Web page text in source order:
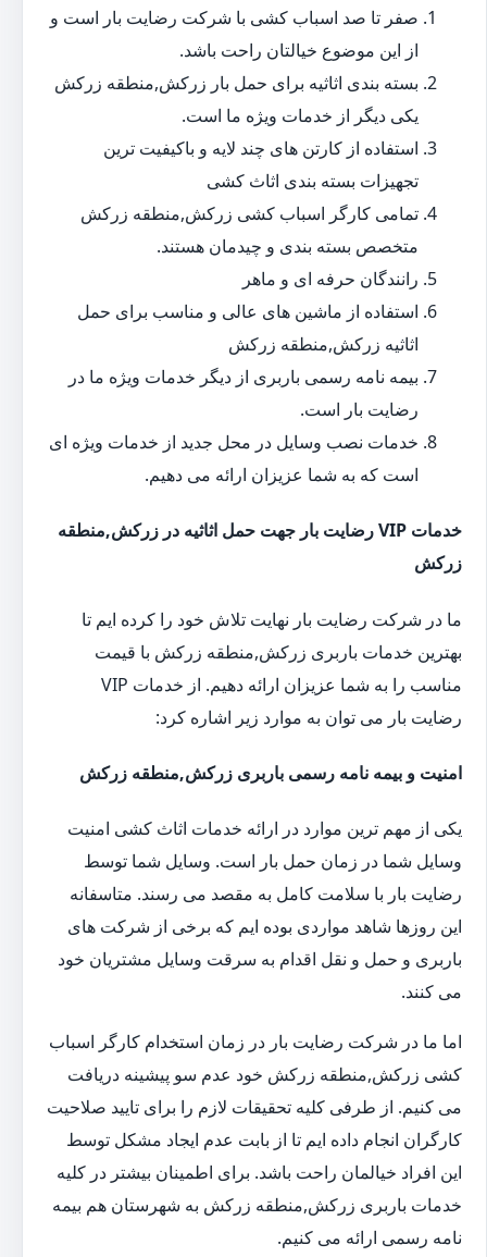
صفر تا صد اسباب کشی با شرکت رضایت بار است و
از این موضوع خیالتان راحت باشد.
بسته بندی اثاثیه برای حمل بار زرکش,منطقه زرکش
یکی دیگر از خدمات ویژه ما است.
استفاده از کارتن های چند لایه و باکیفیت ترین
تجهیزات بسته بندی اثاث کشی
تمامی کارگر اسباب کشی زرکش,منطقه زرکش
متخصص بسته بندی و چیدمان هستند.
رانندگان حرفه ای و ماهر
استفاده از ماشین های عالی و مناسب برای حمل
اثاثیه زرکش,منطقه زرکش
بیمه نامه رسمی باربری از دیگر خدمات ویژه ما در
رضایت بار است.
خدمات نصب وسایل در محل جدید از خدمات ویژه ای
است که به شما عزیزان ارائه می دهیم.
خدمات VIP رضایت بار جهت حمل اثاثیه در زرکش,منطقه
زرکش
ما در شرکت رضایت بار نهایت تلاش خود را کرده ایم تا
بهترین خدمات باربری زرکش,منطقه زرکش با قیمت
مناسب را به شما عزیزان ارائه دهیم. از خدمات VIP
رضایت بار می توان به موارد زیر اشاره کرد:
امنیت و بیمه نامه رسمی باربری زرکش,منطقه زرکش
یکی از مهم ترین موارد در ارائه خدمات اثاث کشی امنیت
وسایل شما در زمان حمل بار است. وسایل شما توسط
رضایت بار با سلامت کامل به مقصد می رسند. متاسفانه
این روزها شاهد مواردی بوده ایم که برخی از شرکت های
باربری و حمل و نقل اقدام به سرقت وسایل مشتریان خود
می کنند.
اما ما در شرکت رضایت بار در زمان استخدام کارگر اسباب
کشی زرکش,منطقه زرکش خود عدم سو پیشینه دریافت
می کنیم. از طرفی کلیه تحقیقات لازم را برای تایید صلاحیت
کارگران انجام داده ایم تا از بابت عدم ایجاد مشکل توسط
این افراد خیالمان راحت باشد. برای اطمینان بیشتر در کلیه
خدمات باربری زرکش,منطقه زرکش به شهرستان هم بیمه
نامه رسمی ارائه می کنیم.